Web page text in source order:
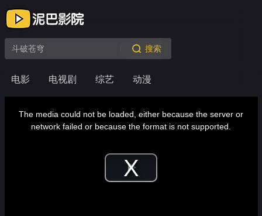
电影 电视剧 综艺 动漫
搜索
Play
modalThe media could not be loaded, either because the server or
network failed or because the format is not supported.